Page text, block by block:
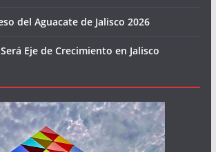
del Aguacate de Jalisco 2026
Eje de Crecimiento en Jalisco